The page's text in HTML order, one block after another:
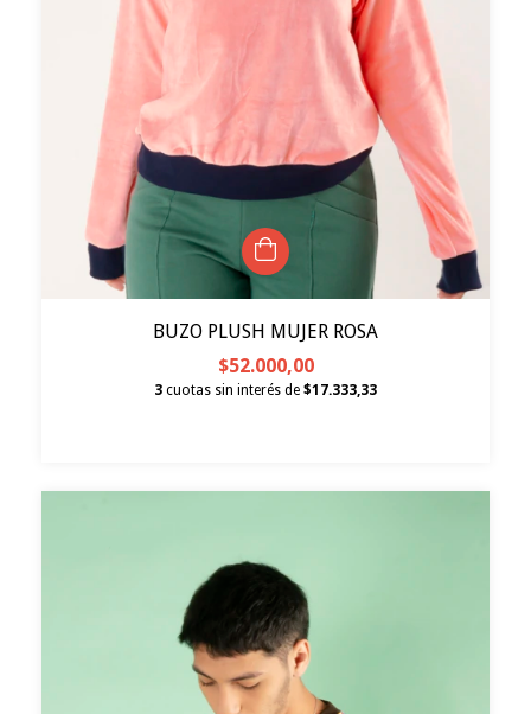
BUZO PLUSH MUJER ROSA
$52.000,00
3 cuotas sin interés de $17.333,33